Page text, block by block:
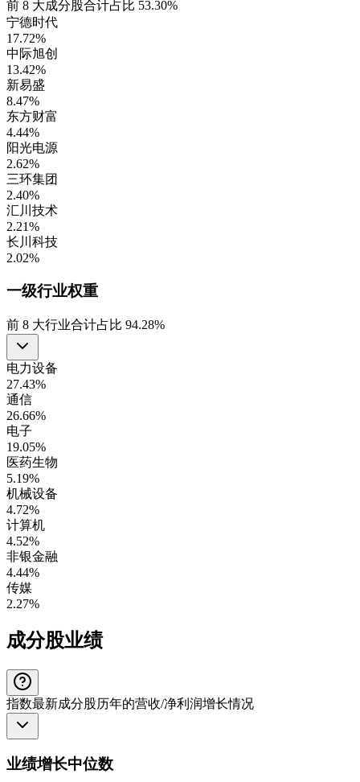
前 8 大成分股合计占比 53.30%
宁德时代
17.72%
中际旭创
13.42%
新易盛
8.47%
东方财富
4.44%
阳光电源
2.62%
三环集团
2.40%
汇川技术
2.21%
长川科技
2.02%
一级行业权重
前 8 大行业合计占比 94.28%
电力设备
27.43%
通信
26.66%
电子
19.05%
医药生物
5.19%
机械设备
4.72%
计算机
4.52%
非银金融
4.44%
传媒
2.27%
成分股业绩
指数最新成分股历年的营收/净利润增长情况
业绩增长中位数